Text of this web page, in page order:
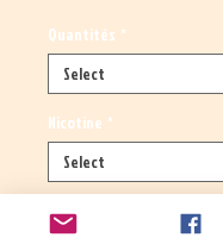
Quantités *
Nicotine *
Quantity